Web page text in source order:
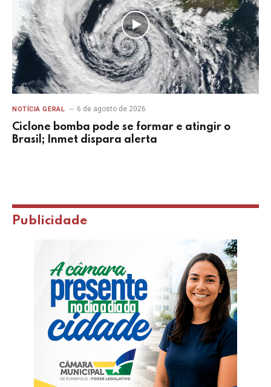
NOTÍCIA GERAL 6 de agosto de 2026
Ciclone bomba pode se formar e atingir o
Brasil; Inmet dispara alerta
Publicidade